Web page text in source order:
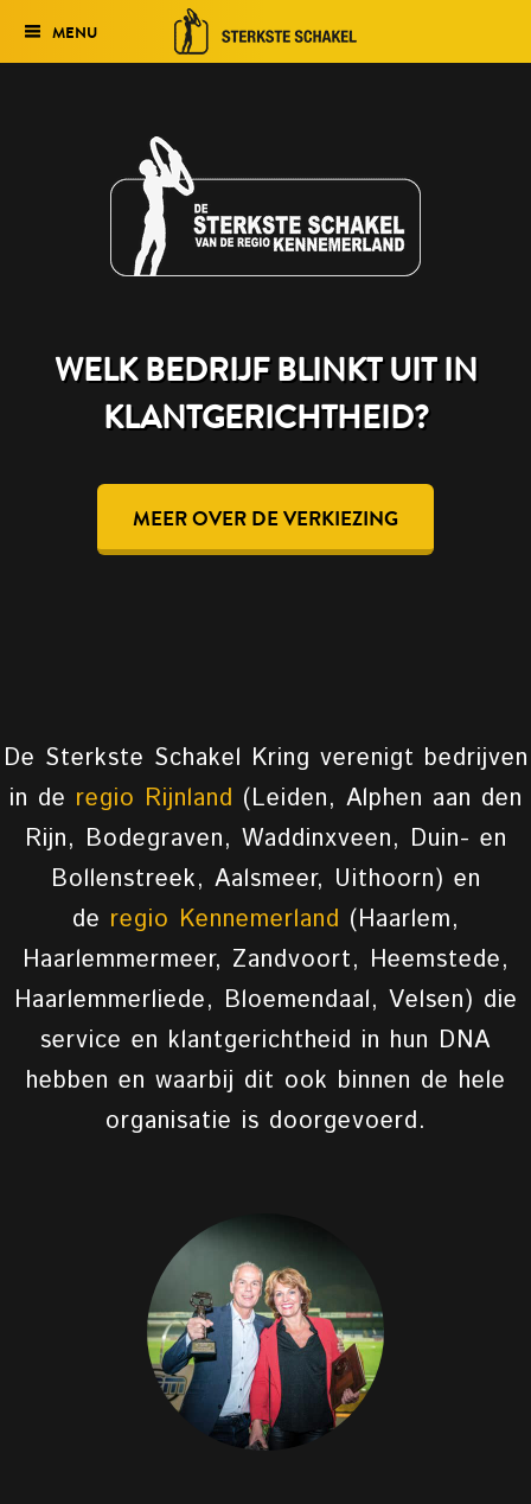
Publieksprijs
Historie
Finale Avond
Uitslag 2025
MENU
WELK BEDRIJF BLINKT UIT IN
KLANTGERICHTHEID?
MEER OVER DE VERKIEZING
De Sterkste Schakel Kring verenigt bedrijven
in de regio Rijnland (Leiden, Alphen aan den
Rijn, Bodegraven, Waddinxveen, Duin- en
Bollenstreek, Aalsmeer, Uithoorn) en
de regio Kennemerland (Haarlem,
Haarlemmermeer, Zandvoort, Heemstede,
Haarlemmerliede, Bloemendaal, Velsen) die
service en klantgerichtheid in hun DNA
hebben en waarbij dit ook binnen de hele
organisatie is doorgevoerd.